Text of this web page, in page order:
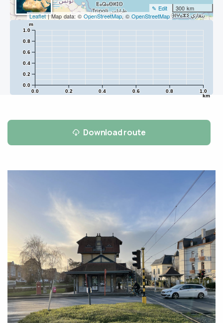
300 km
✎ Edit
Leaflet| Map data: © OpenStreetMap, © OpenStreetMap
0.0 0.2 0.4 0.6 0.8 1.0
km
0.0
0.2
0.4
0.6
0.8
1.0
m
Download route